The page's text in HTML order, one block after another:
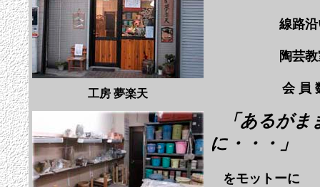
線路沿
陶
会
「あるが
に・・・」
をモットーに
工房 夢楽天